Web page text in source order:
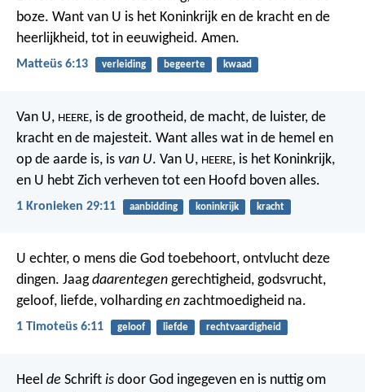
boze. Want van U is het Koninkrijk en de kracht en de
heerlijkheid, tot in eeuwigheid. Amen.
Matteüs 6:13 verleiding begeerte kwaad
Van U, HEERE, is de grootheid, de macht, de luister, de
kracht en de majesteit. Want alles wat in de hemel en
op de aarde is, is van U. Van U, HEERE, is het Koninkrijk,
en U hebt Zich verheven tot een Hoofd boven alles.
1 Kronieken 29:11 aanbidding koninkrijk kracht
U echter, o mens die God toebehoort, ontvlucht deze
dingen. Jaagdaarentegen gerechtigheid, godsvrucht,
geloof, liefde, volhardingen zachtmoedigheid na.
1 Timoteüs 6:11 geloof liefde rechtvaardigheid
Heel de Schrift is door God ingegeven en is nuttig om